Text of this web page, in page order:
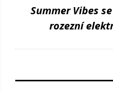
Summer Vibes
rozezní